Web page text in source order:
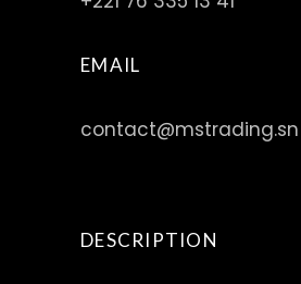
EMAIL
contact@mstrading.sn
DESCRIPTION